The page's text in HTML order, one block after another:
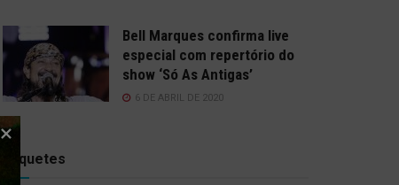
Bell Marques confirma live
especial com repertório do
show ‘Só As Antigas’
6 DE ABRIL DE 2020
Enquetes